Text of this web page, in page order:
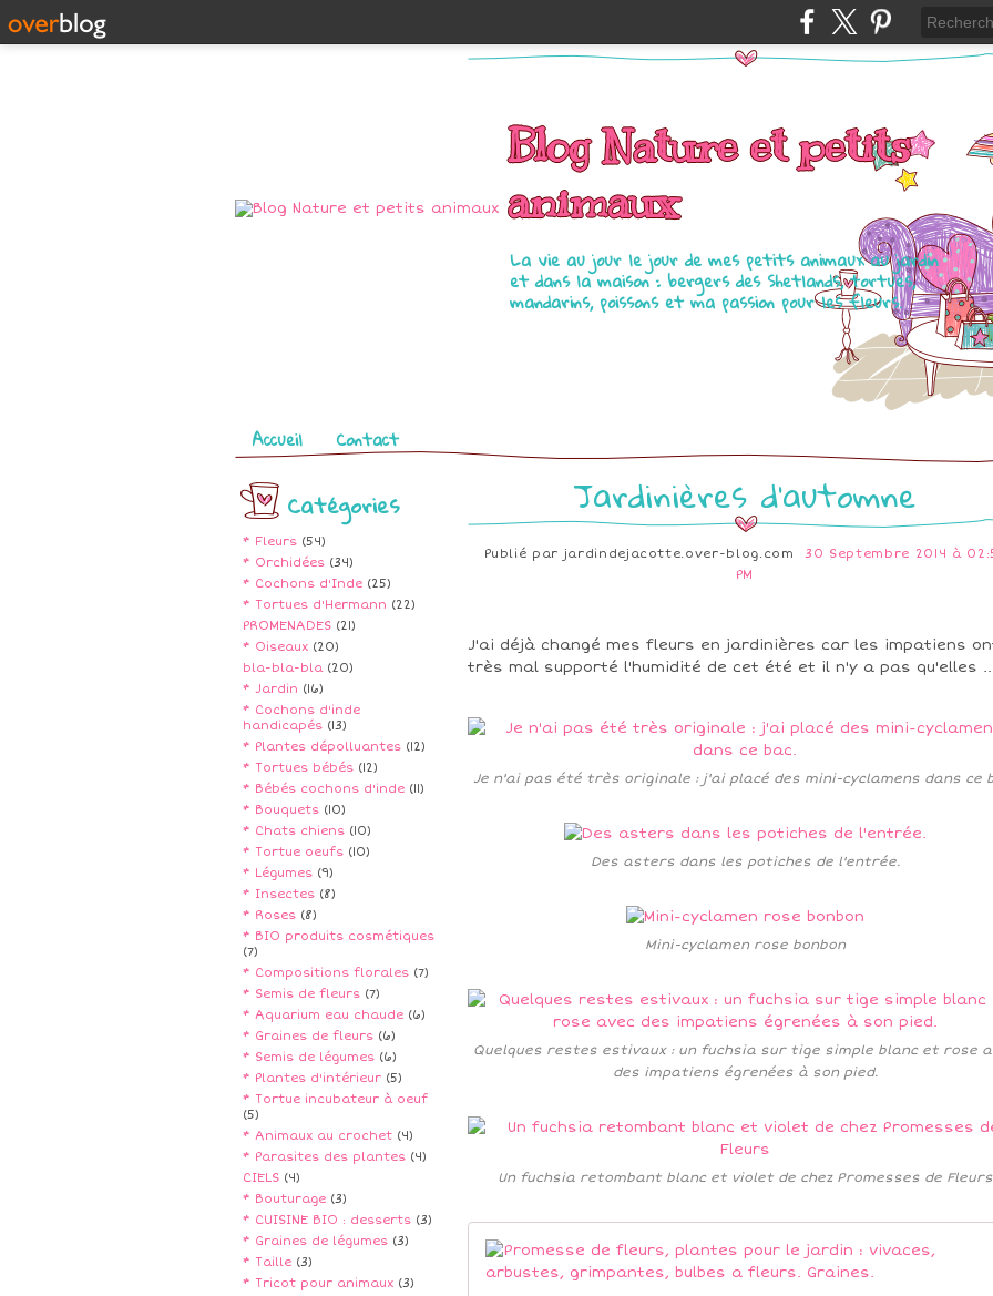
Blog Nature et petits
animaux
La vie au jour le jour de mes petits animaux au jardin
et dans la maison : bergers des Shetlands, tortues,
mandarins, poissons et ma passion pour les fleurs.
Pages
Accueil Contact
Catégories
* Fleurs (54)
* Orchidées (34)
* Cochons d'Inde (25)
* Tortues d'Hermann (22)
PROMENADES (21)
* Oiseaux (20)
bla-bla-bla (20)
* Jardin (16)
* Cochons d'inde
handicapés (13)
* Plantes dépolluantes (12)
* Tortues bébés (12)
* Bébés cochons d'inde (11)
* Bouquets (10)
* Chats chiens (10)
* Tortue oeufs (10)
* Légumes (9)
* Insectes (8)
* Roses (8)
* BIO produits cosmétiques
(7)
* Compositions florales (7)
* Semis de fleurs (7)
* Aquarium eau chaude (6)
* Graines de fleurs (6)
* Semis de légumes (6)
* Plantes d'intérieur (5)
* Tortue incubateur à oeuf
(5)
* Animaux au crochet (4)
* Parasites des plantes (4)
CIELS (4)
* Bouturage (3)
* CUISINE BIO : desserts (3)
* Graines de légumes (3)
* Taille (3)
* Tricot pour animaux (3)
Jardinières d'automne
Publié par jardindejacotte.over-blog.com
30 Septembre 2014 à
PM
J'ai déjà changé mes fleurs en jardinières car les impatiens
très mal supporté l'humidité de cet été et il n'y a pas qu'elles
Je n'ai pas été très originale : j'ai placé des mini-cyclamens dans ce
Des asters dans les potiches de l'entrée.
Mini-cyclamen rose bonbon
Quelques restes estivaux : un fuchsia sur tige simple blanc et rose
des impatiens égrenées à son pied.
Un fuchsia retombant blanc et violet de chez Promesses de Fleurs